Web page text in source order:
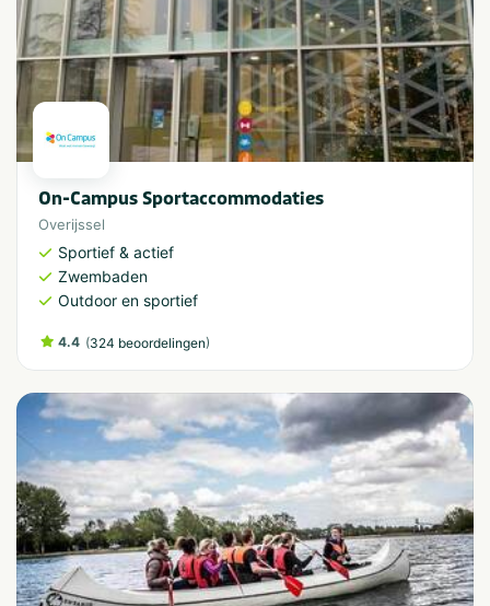
On-Campus Sportaccommodaties
Overijssel
Sportief & actief
Zwembaden
Outdoor en sportief
4.4 (324 beoordelingen)